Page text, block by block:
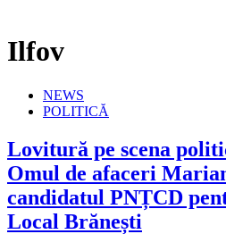
Ilfov
NEWS
POLITICĂ
Lovitură pe scena
Omul de afaceri
candidatul PNȚCD
Local Brănești